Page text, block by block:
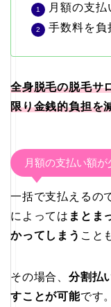
月額の支払
手数料を負
全身脱毛の脱毛サ
限り金銭的負担を
月額の支払い額が
一括で支払えるの
によっては まとま
かってしまう こと
その場合、 分割払
すことが可能です。